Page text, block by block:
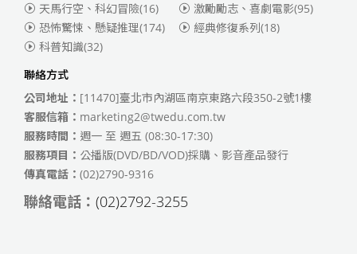
天馬行空、科幻冒險(16) 激勵勵志、喜劇電影(95)
恐怖驚悚、懸疑推理(174) 經典修復系列(18)
科普知識(32)
聯絡方式
公司地址： [11470]臺北市內湖區南京東路六段350-2號1樓
客服信箱： marketing2@twedu.com.tw
服務時間： 週一 至 週五 (08:30-17:30)
服務項目： 公播版(DVD/BD/VOD)採購、影音產品發行
傳真電話： (02)2790-9316
聯絡電話： (02)2792-3255